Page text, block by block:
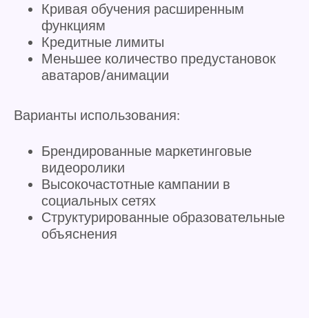
Кривая обучения расширенным
функциям
Кредитные лимиты
Меньшее количество предустановок
аватаров/анимации
Варианты использования:
Брендированные маркетинговые
видеоролики
Высокочастотные кампании в
социальных сетях
Структурированные образовательные
объяснения